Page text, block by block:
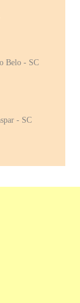
Belo - SC
- SC